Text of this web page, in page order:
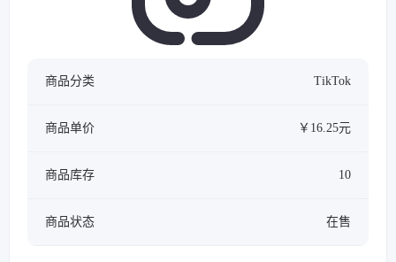
商品分类 TikTok
商品单价 ￥16.25元
商品库存 10
商品状态 在售